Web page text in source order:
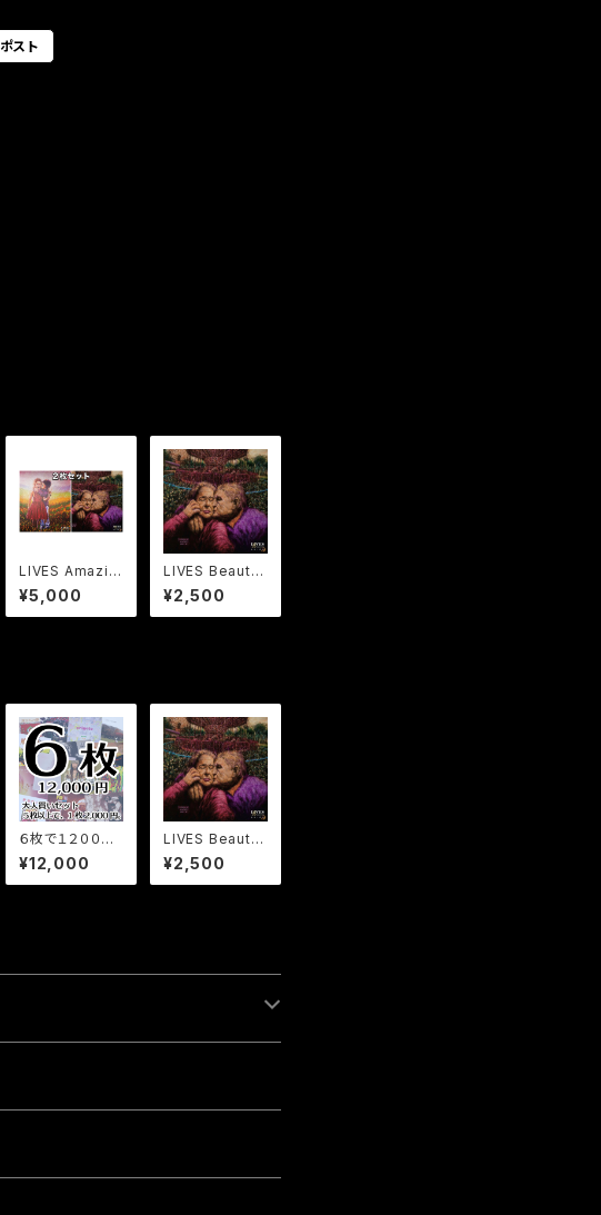
ポスト
LIVES Amazin
g LIVES Bea
utiful【2枚セッ
ト】
¥5,000
LIVES Beautif
ul
¥2,500
６枚で１２０００
円の大人買いセ
ット
¥12,000
LIVES Beautif
ul
¥2,500